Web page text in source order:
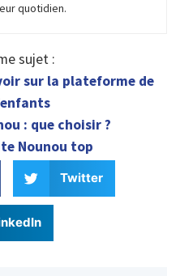
quotidien.
sujet :
sur la plateforme de
: que choisir ?
Nounou top
Twitter